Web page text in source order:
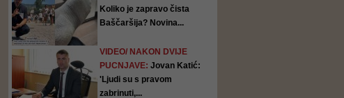
Koliko je zapravo čista
Baščaršija? Novina...
VIDEO/ NAKON DVIJE
PUCNJAVE: Jovan Katić:
'Ljudi su s pravom
zabrinuti,...